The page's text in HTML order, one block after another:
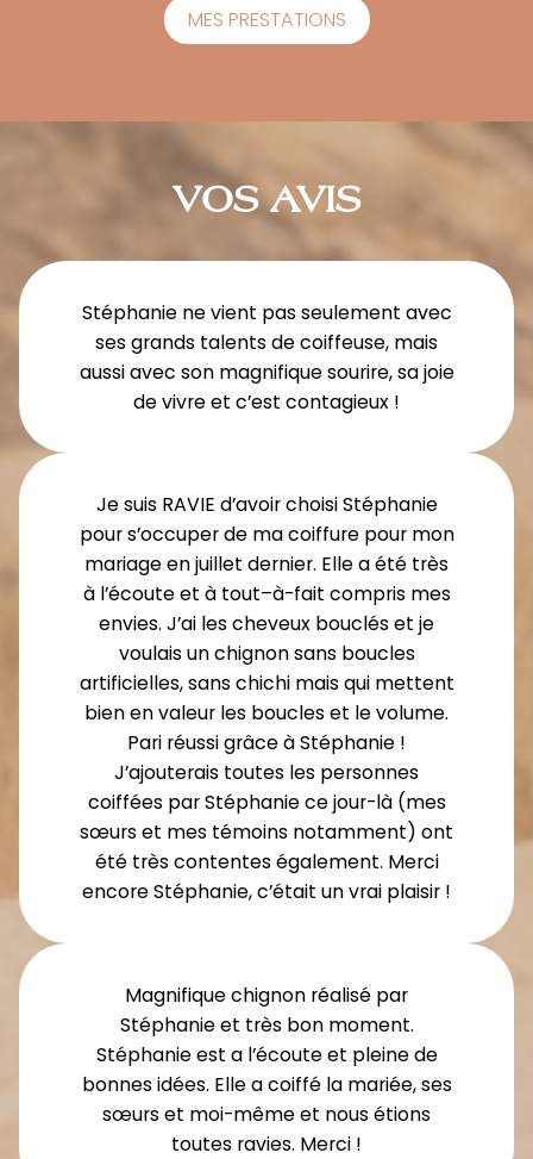
MES PRESTATIONS
VOS AVIS
Stéphanie ne vient pas seulement avec
ses grands talents de coiffeuse, mais
aussi avec son magnifique sourire, sa joie
de vivre et c’est contagieux !
Je suis RAVIE d’avoir choisi Stéphanie
pour s’occuper de ma coiffure pour mon
mariage en juillet dernier. Elle a été très
à l’écoute et à tout–à-fait compris mes
envies. J’ai les cheveux bouclés et je
voulais un chignon sans boucles
artificielles, sans chichi mais qui mettent
bien en valeur les boucles et le volume.
Pari réussi grâce à Stéphanie !
J’ajouterais toutes les personnes
coiffées par Stéphanie ce jour-là (mes
sœurs et mes témoins notamment) ont
été très contentes également. Merci
encore Stéphanie, c’était un vrai plaisir !
Magnifique chignon réalisé par
Stéphanie et très bon moment.
Stéphanie est a l’écoute et pleine de
bonnes idées. Elle a coiffé la mariée, ses
sœurs et moi-même et nous étions
toutes ravies. Merci !